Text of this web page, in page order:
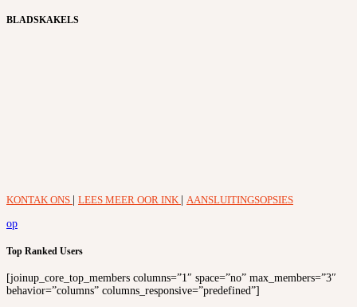
BLADSKAKELS
KONTAK ONS LEES MEER OOR INK
AANSLUITINGSOPSIES
op
Top Ranked Users
[joinup_core_top_members columns=”1″ space=”no” max_members=”3″
behavior=”columns” columns_responsive=”predefined”]